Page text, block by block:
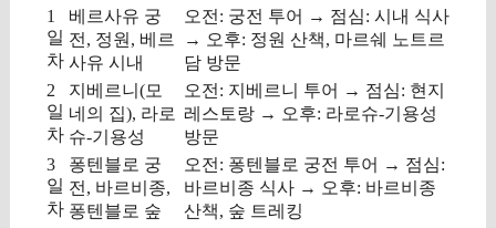
1
일
차
베르사유 궁
전, 정원, 베르
사유 시내
오전: 궁전 투어 → 점심: 시내 식사
→ 오후: 정원 산책, 마르쉐 노트르
담 방문
2
일
차
지베르니(모
네의 집), 라로
슈-기용성
오전: 지베르니 투어 → 점심: 현지
레스토랑 → 오후: 라로슈-기용성
방문
3
일
차
퐁텐블로 궁
전, 바르비종,
퐁텐블로 숲
오전: 퐁텐블로 궁전 투어 → 점심:
바르비종 식사 → 오후: 바르비종
산책, 숲 트레킹